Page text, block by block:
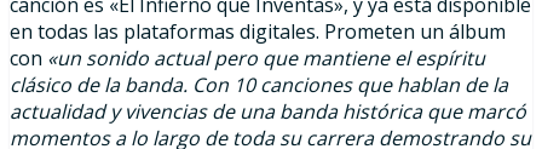
en todas las plataformas digitales. Prometen un álbum
con «un sonido actual pero que mantiene el espíritu
clásico de la banda. Con 10 canciones que hablan de la
actualidad y vivencias de una banda histórica que marcó
momentos a lo largo de toda su carrera demostrando su